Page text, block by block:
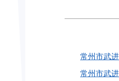
常州市武
常州市武